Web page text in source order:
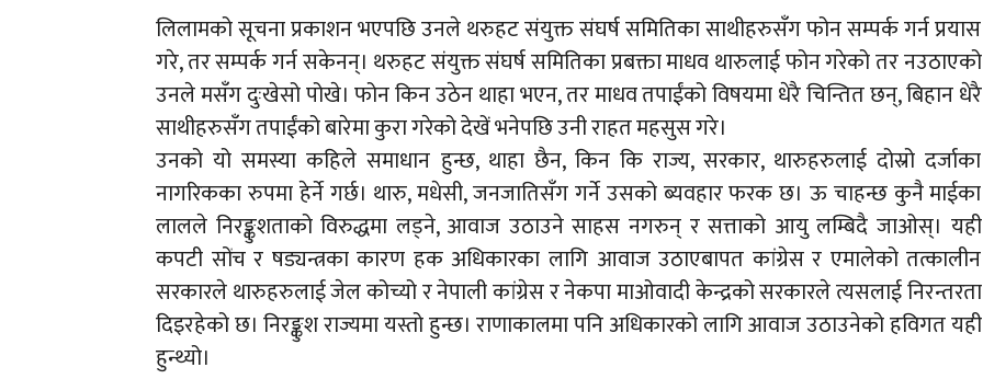
लिलामको सूचना प्रकाशन भएपछि उनले थरुहट संयुक्त संघर्ष समितिका साथीहरुसँग फोन सम्पर्क गर्न प्रयास
गरे, तर सम्पर्क गर्न सकेनन्। थरुहट संयुक्त संघर्ष समितिका प्रबक्ता माधव थारुलाई फोन गरेको तर नउठाएको
उनले मसँग दुःखेसो पोखे। फोन किन उठेन थाहा भएन, तर माधव तपाईंको विषयमा धेरै चिन्तित छन्, बिहान धेरै
साथीहरुसँग तपाईंको बारेमा कुरा गरेको देखें भनेपछि उनी राहत महसुस गरे।
उनको यो समस्या कहिले समाधान हुन्छ, थाहा छैन, किन कि राज्य, सरकार, थारुहरुलाई दोस्रो दर्जाका
नागरिकका रुपमा हेर्ने गर्छ। थारु, मधेसी, जनजातिसँग गर्ने उसको ब्यवहार फरक छ। ऊ चाहन्छ कुनै माईका
लालले निरङ्कुशताको विरुद्धमा लड्ने, आवाज उठाउने साहस नगरुन् र सत्ताको आयु लम्बिदै जाओस्। यही
कपटी सोंच र षड्यन्त्रका कारण हक अधिकारका लागि आवाज उठाएबापत कांग्रेस र एमालेको तत्कालीन
सरकारले थारुहरुलाई जेल कोच्यो र नेपाली कांग्रेस र नेकपा माओवादी केन्द्रको सरकारले त्यसलाई निरन्तरता
दिइरहेको छ। निरङ्कुश राज्यमा यस्तो हुन्छ। राणाकालमा पनि अधिकारको लागि आवाज उठाउनेको हविगत यही
हुन्थ्यो।